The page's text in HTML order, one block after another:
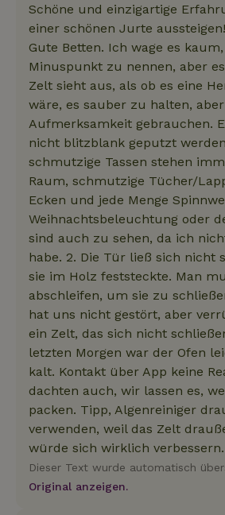
Schöne und einzigartige
einer schönen Jurte
Gute Betten. Ich wage es
Minuspunkt zu nennen, aber es
Zelt sieht aus, als ob es eine
wäre, es sauber zu halten,
Aufmerksamkeit gebrauchen.
nicht blitzblank geputzt
schmutzige Tassen stehen
Raum, schmutzige Tücher/
Ecken und jede Menge
Weihnachtsbeleuchtung oder
sind auch zu sehen, da ich
habe. 2. Die Tür ließ sich nicht
sie im Holz feststeckte. Man
abschleifen, um sie zu
hat uns nicht gestört, aber
ein Zelt, das sich nicht
letzten Morgen war der Ofen
kalt. Kontakt über App keine
dachten auch, wir lassen es,
packen. Tipp, Algenreiniger
verwenden, weil das Zelt
würde sich wirklich verbessern.
Dieser Text wurde automatisch
Original anzeigen.